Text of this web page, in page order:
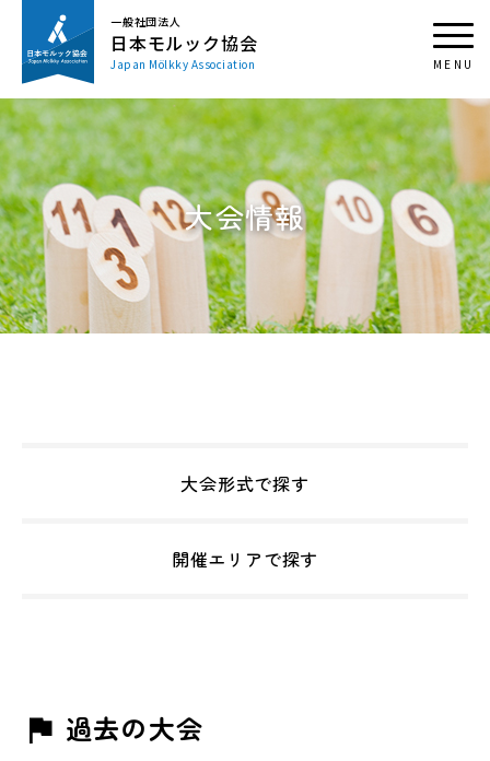
一般社団法人
日本モルック協会
Japan Mölkky Association
大会情報
大会形式で探す
開催エリアで探す
過去の大会